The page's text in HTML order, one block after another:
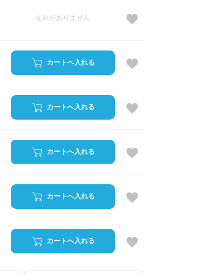
在庫がありません
カートへ入れる
カートへ入れる
カートへ入れる
カートへ入れる
カートへ入れる